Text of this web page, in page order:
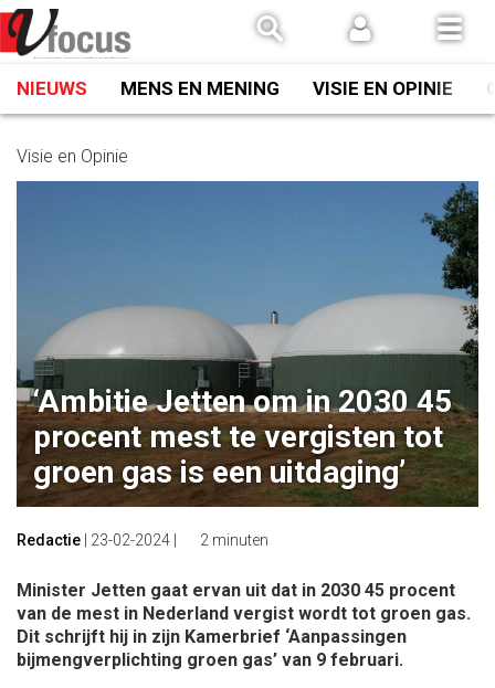
Spring
naar
inhoud
NIEUWS MENS EN MENING VISIE EN OPINIE
Visie en Opinie
‘Ambitie Jetten om in 2030 45
procent mest te vergisten tot
groen gas is een uitdaging’
Redactie 23-02-2024 2 minuten
Minister Jetten gaat ervan uit dat in 2030 45 procent
van de mest in Nederland vergist wordt tot groen gas.
Dit schrijft hij in zijn Kamerbrief ‘Aanpassingen
bijmengverplichting groen gas’ van 9 februari.